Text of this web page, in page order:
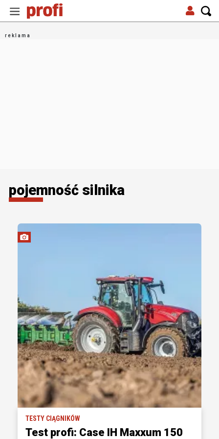
pojemność silnika
TESTY CIĄGNIKÓW
Test profi: Case IH Maxxum 150